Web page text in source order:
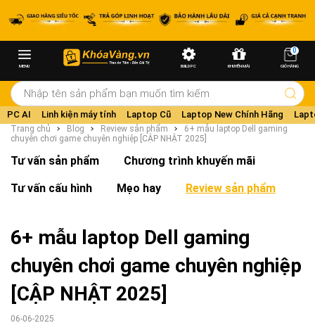
MENU BUILD PC KHUYẾN MÃI
0
GIỎ HÀNG
PC AI Linh kiện máy tính Laptop Cũ Laptop New Chính Hãng
Trang chủ Blog Review sản phẩm
6+ mẫu laptop Dell gaming
chuyên chơi game chuyên nghiệp [CẬP NHẬT 2025]
Tư vấn sản phẩm Chương trình khuyến mãi
Tư vấn cấu hình Mẹo hay Review sản phẩm
6+ mẫu laptop Dell gaming
chuyên chơi game chuyên nghiệp
[CẬP NHẬT 2025]
06-06-2025